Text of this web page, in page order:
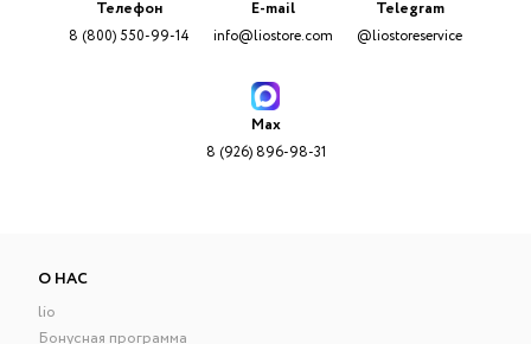
Телефон
8 (800) 550-99-14
E-mail
info@liostore.com
Telegram
@liostoreservice
Max
8 (926) 896-98-31
О НАС
lio
Бонусная программа